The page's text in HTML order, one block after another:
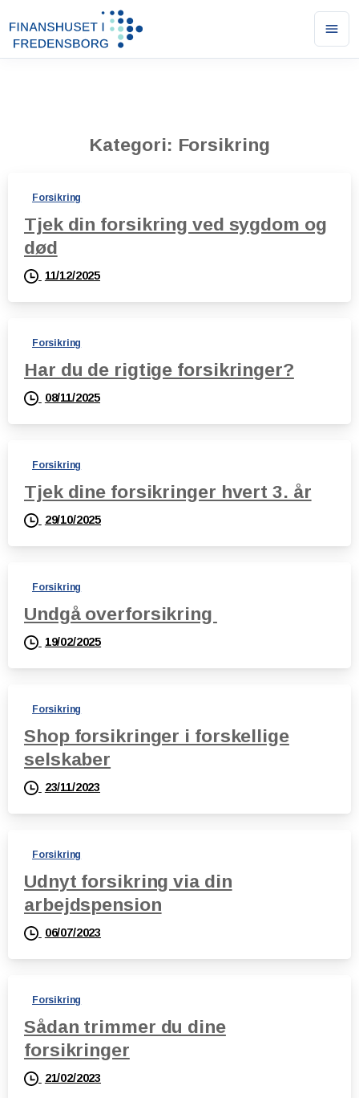
Kategori: Forsikring
Forsikring
Tjek din forsikring ved sygdom og
død
11/12/2025
Forsikring
Har du de rigtige forsikringer?
08/11/2025
Forsikring
Tjek dine forsikringer hvert 3. år
29/10/2025
Forsikring
Undgå overforsikring
19/02/2025
Forsikring
Shop forsikringer i forskellige
selskaber
23/11/2023
Forsikring
Udnyt forsikring via din
arbejdspension
06/07/2023
Forsikring
Sådan trimmer du dine
forsikringer
21/02/2023